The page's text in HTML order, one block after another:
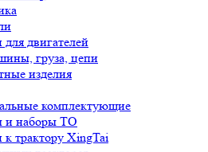
для двигателей
груза, цепи
изделия
комплектующие
и наборы ТО
к трактору XingTai